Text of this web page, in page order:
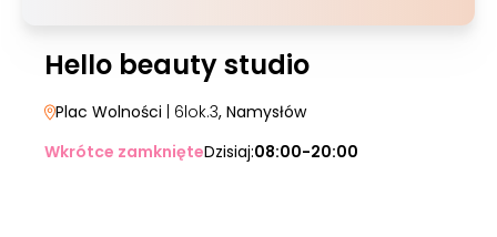
Hello beauty studio
Plac Wolności | 6lok.3, Namysłów
Wkrótce zamknięteDzisiaj:08:00-20:00